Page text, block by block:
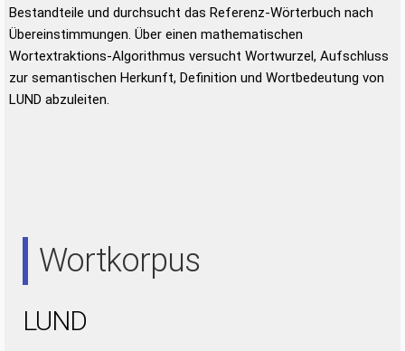
Bestandteile und durchsucht das Referenz-Wörterbuch nach
Übereinstimmungen. Über einen mathematischen
Wortextraktions-Algorithmus versucht Wortwurzel, Aufschluss
zur semantischen Herkunft, Definition und Wortbedeutung von
LUND abzuleiten.
Wortkorpus
LUND